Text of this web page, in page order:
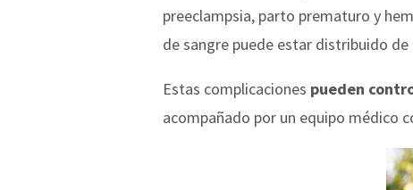
preeclampsia, parto prematuro y
de sangre puede estar distribuido
Estas complicaciones pueden
acompañado por un equipo médico